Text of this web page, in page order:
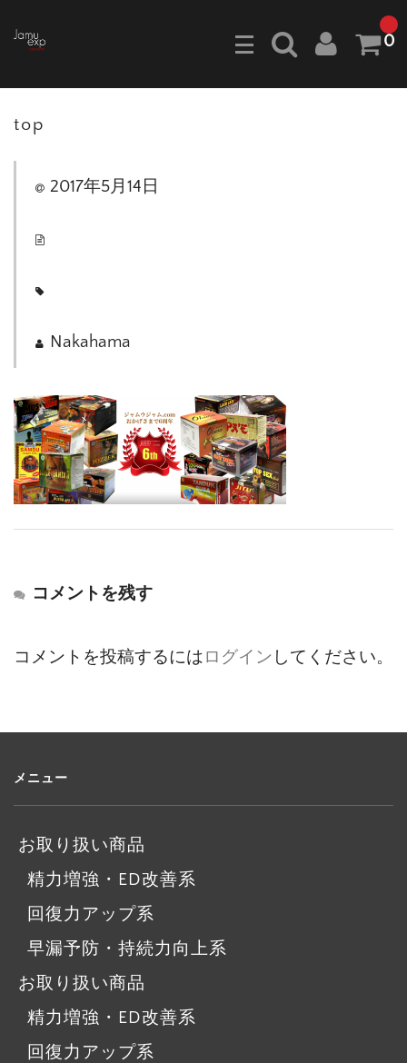
0
top
2017年5月14日
Nakahama
コメントを残す
コメントを投稿するにはログイン してください。
メニュー
お取り扱い商品
精力増強・ED改善系
回復力アップ系
早漏予防・持続力向上系
お取り扱い商品
精力増強・ED改善系
回復力アップ系